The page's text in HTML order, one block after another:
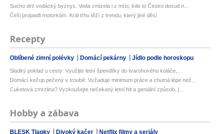
Sucho drtí vodácký byznys. Voda zmizela i z míst, kde to Česko dosud n...
Češi propadli motorkám. Král trhu těží z trendu, který jiné děsí
Recepty
Oblíbené zimní polévky Domácí pekárny Jídlo podle horoskopu
Sladký poklad u cesty: Využijte letní špendlíky do tvarohového koláče,...
Domácí kečup pečený v troubě: Vyžaduje minimum práce a chutná lépe než...
Cuketová zmrzlina? Vyzkoušejte nečekaný letní hit a geniální způsob, j...
Hobby a zábava
BLESK Tlapky Divoký kačer Netflix filmy a seriály